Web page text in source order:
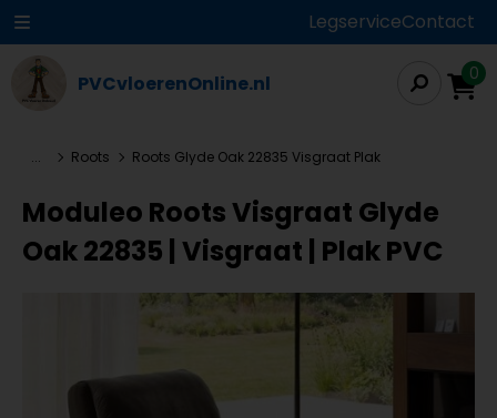
LegserviceContact
PVCvloerenOnline.nl 0
... Roots Roots Glyde Oak 22835 Visgraat Plak
Moduleo Roots Visgraat Glyde
Oak 22835 | Visgraat | Plak PVC